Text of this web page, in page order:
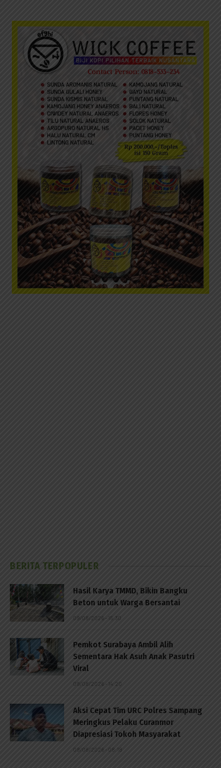
BERITA TERPOPULER
Hasil Karya TMMD, Bikin Bangku
Beton untuk Warga Bersantai
09/08/2026 - 15:30
Pemkot Surabaya Ambil Alih
Sementara Hak Asuh Anak Pasutri
Viral
09/08/2026 - 14:20
Aksi Cepat Tim URC Polres Sampang
Meringkus Pelaku Curanmor
Diapresiasi Tokoh Masyarakat
09/08/2026 - 08:18